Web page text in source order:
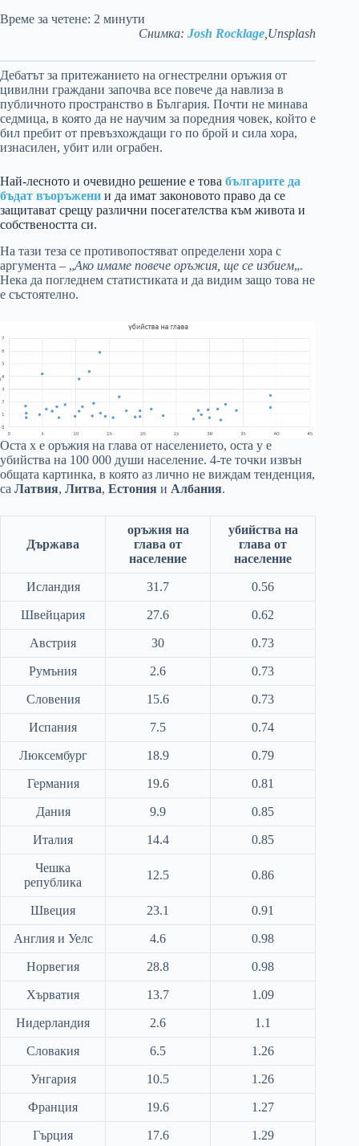
Време за четене: 2 минути
Снимка:Josh Rocklage ,Unsplash
Дебатът за притежанието на огнестрелни оръжия от
цивилни граждани започва все повече да навлиза в
публичното пространство в България. Почти не минава
седмица, в която да не научим за поредния човек, който е
бил пребит от превъзхождащи го по брой и сила хора,
изнасилен, убит или ограбен.
Най-лесното и очевидно решение е това българите да
бъдат въоръжени и да имат законовото право да се
защитават срещу различни посегателства към живота и
собствеността си.
На тази теза се противопостяват определени хора с
аргумента – „Ако имаме повече оръжия, ще се избием„.
Нека да погледнем статистиката и да видим защо това не
е състоятелно.
Оста x е оръжия на глава от населението, оста y е
убийства на 100 000 души население. 4-те точки извън
общата картинка, в която аз лично не виждам тенденция,
са Латвия, Литва, Естония и Албания.
Държава
оръжия на
глава от
население
убийства на
глава от
население
Исландия 31.7 0.56
Швейцария 27.6 0.62
Австрия 30 0.73
Румъния 2.6 0.73
Словения 15.6 0.73
Испания 7.5 0.74
Люксембург 18.9 0.79
Германия 19.6 0.81
Дания 9.9 0.85
Италия 14.4 0.85
Чешка
република
12.5 0.86
Швеция 23.1 0.91
Англия и Уелс 4.6 0.98
Норвегия 28.8 0.98
Хърватия 13.7 1.09
Нидерландия 2.6 1.1
Словакия 6.5 1.26
Унгария 10.5 1.26
Франция 19.6 1.27
Гърция 17.6 1.29